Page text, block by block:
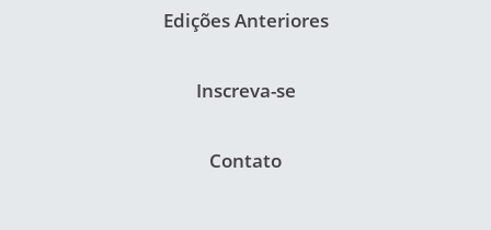
Edições Anteriores
Inscreva-se
Contato